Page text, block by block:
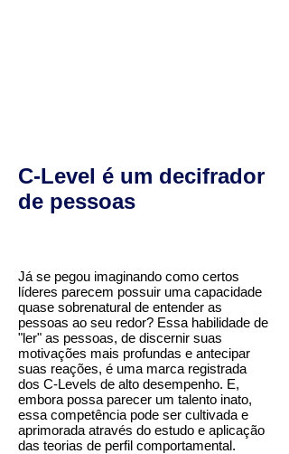
C-Level é um decifrador
de pessoas
Já se pegou imaginando como certos
líderes parecem possuir uma capacidade
quase sobrenatural de entender as
pessoas ao seu redor? Essa habilidade de
"ler" as pessoas, de discernir suas
motivações mais profundas e antecipar
suas reações, é uma marca registrada
dos C-Levels de alto desempenho. E,
embora possa parecer um talento inato,
essa competência pode ser cultivada e
aprimorada através do estudo e aplicação
das teorias de perfil comportamental.